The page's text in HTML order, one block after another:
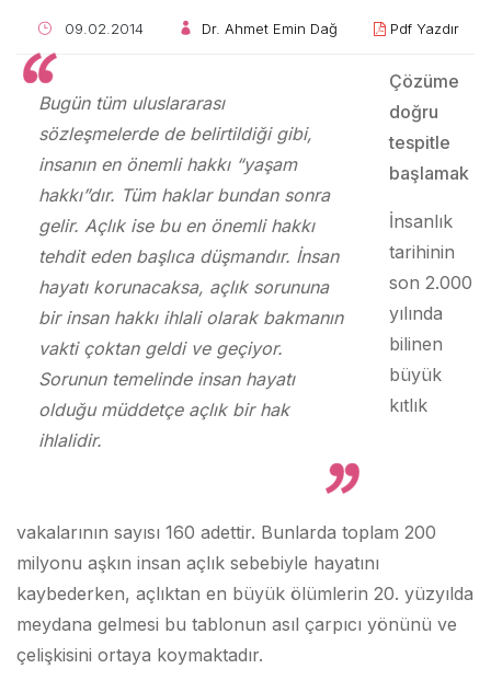
09.02.2014 Dr. Ahmet Emin Dağ Pdf Yazdır
Bugün tüm uluslararası
sözleşmelerde de belirtildiği gibi,
insanın en önemli hakkı “yaşam
hakkı”dır. Tüm haklar bundan sonra
gelir. Açlık ise bu en önemli hakkı
tehdit eden başlıca düşmandır. İnsan
hayatı korunacaksa, açlık sorununa
bir insan hakkı ihlali olarak bakmanın
vakti çoktan geldi ve geçiyor.
Sorunun temelinde insan hayatı
olduğu müddetçe açlık bir hak
ihlalidir.
Çözüme
doğru
tespitle
başlamak
İnsanlık
tarihinin
son 2.000
yılında
bilinen
büyük
kıtlık
vakalarının sayısı 160 adettir. Bunlarda toplam 200
milyonu aşkın insan açlık sebebiyle hayatını
kaybederken, açlıktan en büyük ölümlerin 20. yüzyılda
meydana gelmesi bu tablonun asıl çarpıcı yönünü ve
çelişkisini ortaya koymaktadır.